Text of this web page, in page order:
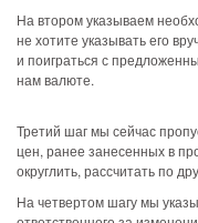
На втором указываем
не хотите указывать его
и поиграться с
нам валюте.
Третий шаг мы сейчас
цен, ранее занесенных в
округлить, рассчитать по
На четвертом шагу мы